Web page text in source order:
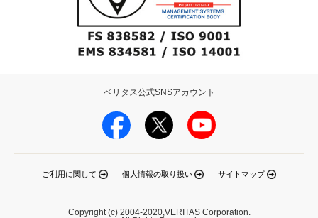
ご利用に関して 個人情報の取り扱い サイトマップ
ベリタス公式SNSアカウント
Copyright (c) 2004-2020,VERITAS Corporation.